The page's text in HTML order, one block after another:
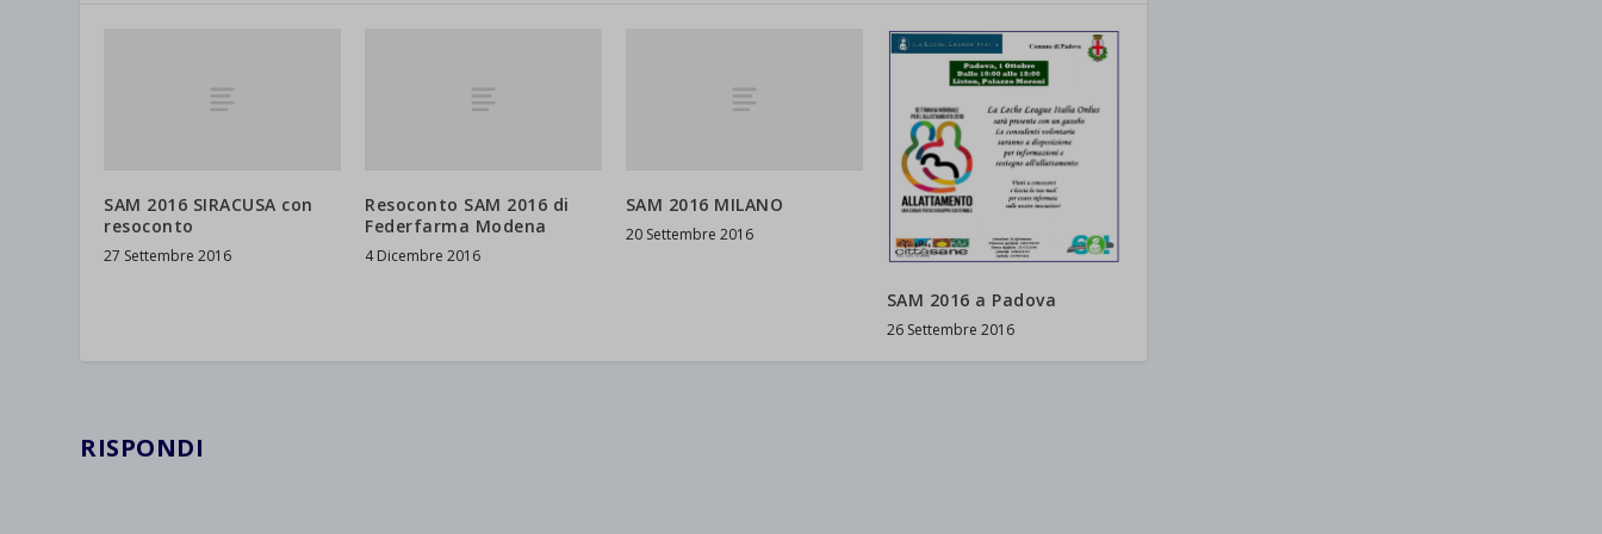
SAM 2016 SIRACUSA con
resoconto
27 Settembre 2016
Resoconto SAM 2016 di
Federfarma Modena
4 Dicembre 2016
SAM 2016 MILANO
20 Settembre 2016
SAM 2016 a Padova
26 Settembre 2016
RISPONDI